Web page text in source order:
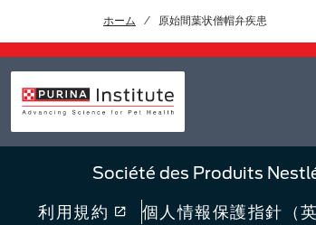
ホーム 原始間葉状僧帽弁疾患
Société des Produits Nestlé
利用規約
個人情報保護指針（英